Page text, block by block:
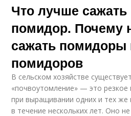
Что лучше сажать
помидор. Почему
сажать помидоры
помидоров
В сельском хозяйстве
«почвоутомление» — это резкое
при выращивании одних и тех же
в течение нескольких лет. Оно